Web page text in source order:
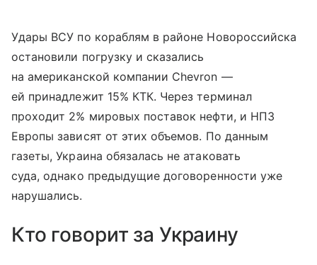
Удары ВСУ по кораблям в районе Новороссийска
остановили погрузку и сказались
на американской компании Chevron —
ей принадлежит 15% КТК. Через терминал
проходит 2% мировых поставок нефти, и НПЗ
Европы зависят от этих объемов. По данным
газеты, Украина обязалась не атаковать
суда, однако предыдущие договоренности уже
нарушались.
Кто говорит за Украину